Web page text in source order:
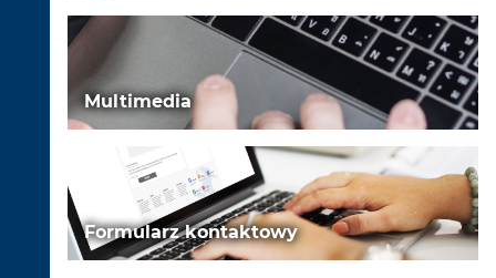
Multimedia
Formularz kontaktowy